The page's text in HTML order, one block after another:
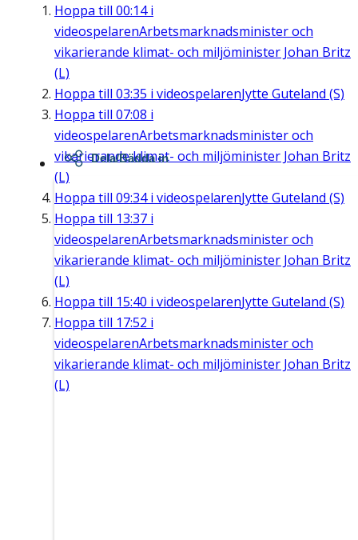
Hoppa till 00:14i
videospelarenArbetsmarknadsminister och
vikarierande klimat- och miljöminister Johan Britz
(L)
Hoppa till 03:35 i videospelarenJytte Guteland (S)
Hoppa till 07:08 i
videospelarenArbetsmarknadsminister och
vikarierande klimat- och miljöminister Johan Britz
(L)
Hoppa till 09:34i videospelarenJytte Guteland (S)
Hoppa till 13:37 i
videospelarenArbetsmarknadsminister och
vikarierande klimat- och miljöminister Johan Britz
(L)
Hoppa till 15:40 i videospelarenJytte Guteland (S)
Hoppa till 17:52 i
videospelarenArbetsmarknadsminister och
vikarierande klimat- och miljöminister Johan Britz
(L)
Dela/Bädda in